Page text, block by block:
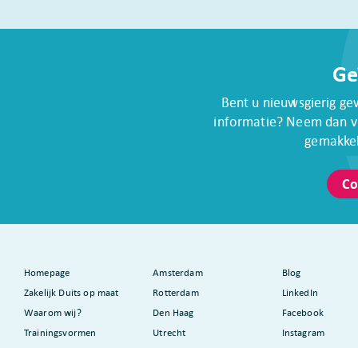
Bent u nieuwsgierig
informatie? Neem dan
Homepage
Zakelijk Duits op maat
Waarom wij?
Trainingsvormen
Amsterdam
Rotterdam
Den Haag
Utrecht
Blog
LinkedIn
Facebook
Instagram